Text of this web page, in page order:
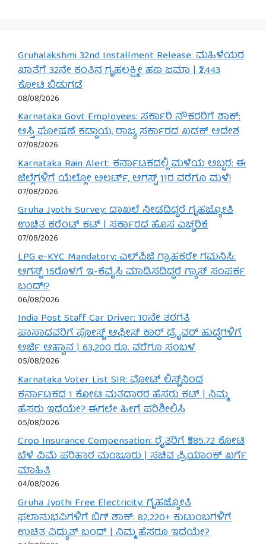
Gruhalakshmi 32nd Installment Release: ಮಹಿಳೆಯರ
ಖಾತೆಗೆ 32ನೇ ಕಂತಿನ ಗೃಹಲಕ್ಷ್ಮೀ ಹಣ ಜಮಾ | ₹2,443
ಕೋಟಿ ಬಿಡುಗಡೆ
08/08/2026
Karnataka Govt Employees: ಸರ್ಕಾರಿ ನೌಕರರಿಗೆ ಶಾಕ್:
ಆಸ್ತಿ ಘೋಷಣೆ ಕಡ್ಡಾಯ, ರಾಜ್ಯ ಸರ್ಕಾರದ ಖಡಕ್ ಆದೇಶ
07/08/2026
Karnataka Rain Alert: ಕರ್ನಾಟಕದಲ್ಲಿ ಮಳೆಯ ಅಬ್ಬರ: ಈ
ಜಿಲ್ಲೆಗಳಿಗೆ ಯೆಲ್ಲೋ ಅಲರ್ಟ್, ಆಗಸ್ಟ್ 11ರ ವರೆಗೂ ಮಳೆ!
07/08/2026
Gruha Jyothi Survey: ದಾಖಲೆ ನೀಡದಿದ್ದರೆ ಗೃಹಜ್ಯೋತಿ
ಉಚಿತ ಕರೆಂಟ್ ಕಟ್ | ಸರ್ಕಾರದ ಹೊಸ ಎಚ್ಚರಿಕೆ
07/08/2026
LPG e-KYC Mandatory: ಎಲ್‌ಪಿಜಿ ಗ್ರಾಹಕರೇ ಗಮನಿಸಿ:
ಆಗಸ್ಟ್ 15ರೊಳಗೆ ಇ-ಕೆವೈಸಿ ಮಾಡಿಸದಿದ್ದರೆ ಗ್ಯಾಸ್ ಸಂಪರ್ಕ
ಬಂದ್!?
06/08/2026
India Post Staff Car Driver: 10ನೇ ತರಗತಿ
ಪಾಸಾದವರಿಗೆ ಪೋಸ್ಟ್ ಆಫೀಸ್ ಕಾರ್ ಡ್ರೈವರ್ ಹುದ್ದೆಗಳಿಗೆ
ಅರ್ಜಿ ಆಹ್ವಾನ | 63,200 ರೂ. ವರೆಗೂ ಸಂಬಳ
05/08/2026
Karnataka Voter List SIR: ವೋಟ್ ಲಿಸ್ಟ್‌ನಿಂದ
ಕರ್ನಾಟಕದ 1 ಕೋಟಿ ಮತದಾರರ ಹೆಸರು ಕಟ್ | ನಿಮ್ಮ
ಹೆಸರು ಇದೆಯೇ? ಈಗಲೇ ಹೀಗೆ ಪರಿಶೀಲಿಸಿ
05/08/2026
Crop Insurance Compensation: ರೈತರಿಗೆ ₹585.72 ಕೋಟಿ
ಬೆಳೆ ವಿಮೆ ಪರಿಹಾರ ಮಂಜೂರು | ಸಚಿವ ಪ್ರಿಯಾಂಕ್ ಖರ್ಗೆ
ಮಾಹಿತಿ
04/08/2026
Gruha Jyothi Free Electricity: ಗೃಹಜ್ಯೋತಿ
ಫಲಾನುಭವಿಗಳಿಗೆ ಬಿಗ್ ಶಾಕ್: 82,220+ ಕುಟುಂಬಗಳಿಗೆ
ಉಚಿತ ವಿದ್ಯುತ್ ಬಂದ್ | ನಿಮ್ಮ ಹೆಸರೂ ಇದೆಯೇ?